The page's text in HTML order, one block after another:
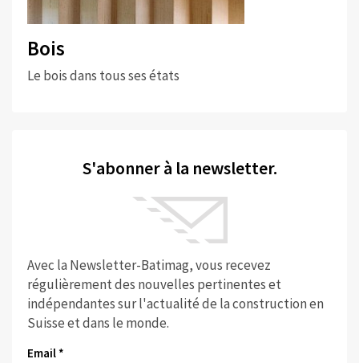
Bois
Le bois dans tous ses états
S'abonner à la newsletter.
Avec la Newsletter-Batimag, vous recevez
régulièrement des nouvelles pertinentes et
indépendantes sur l'actualité de la construction en
Suisse et dans le monde.
Email *